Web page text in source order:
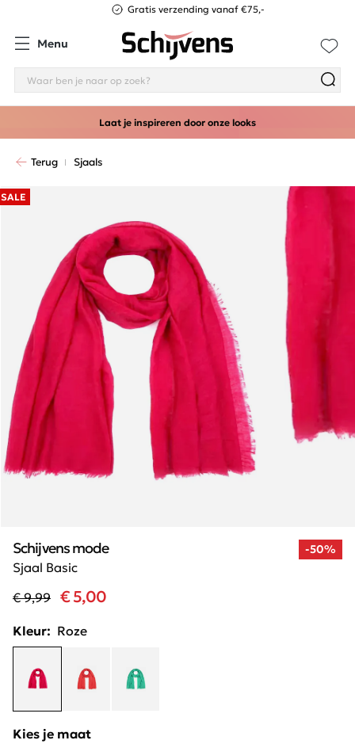
Gratis verzending vanaf €75,-
Menu
Laat je inspireren door onze looks
Terug Sjaals
SALE
-50%
Sjaal Basic
Schijvens mode
€ 9,99 € 5,00
Kleur: Roze
Kies je maat